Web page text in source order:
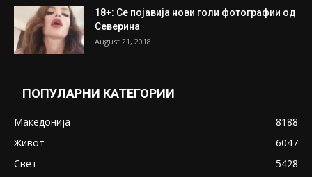
18+: Се појавија нови голи фотографии од
Северина
August 21, 2018
ПОПУЛАРНИ КАТЕГОРИИ
Македонија
8188
Живот
6047
Свет
5428